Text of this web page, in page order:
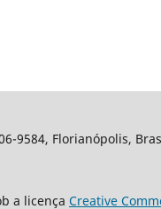
9584, Florianópolis,
a licença Creative